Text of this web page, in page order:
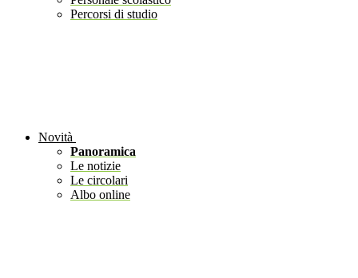
Percorsi di studio
Novità
Panoramica
Le notizie
Le circolari
Albo online